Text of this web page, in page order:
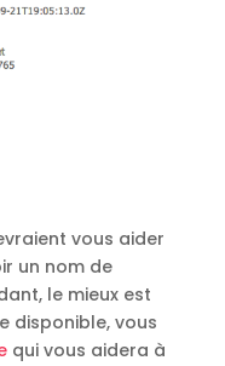
vous aider
un nom de
le mieux est
disponible, vous
qui vous aidera à